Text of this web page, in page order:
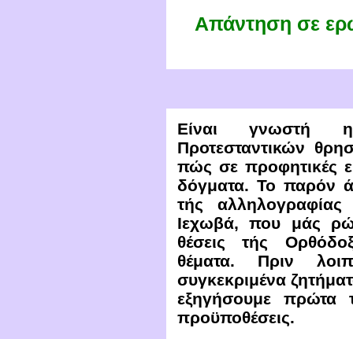
Απάντηση σε
Είναι γνωστή
Προτεσταντικών
πώς σε προφητικές
δόγματα. Το παρόν
τής
Ιεχωβά, που μάς
θέσεις τής
θέματα. Πριν
συγκεκριμένα
εξηγήσουμε πρώτα
προϋποθέσεις.